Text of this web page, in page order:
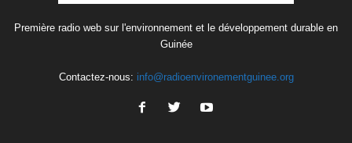
Première radio web sur l'environnement et le développement durable en
Guinée
Contactez-nous: info@radioenvironementguinee.org